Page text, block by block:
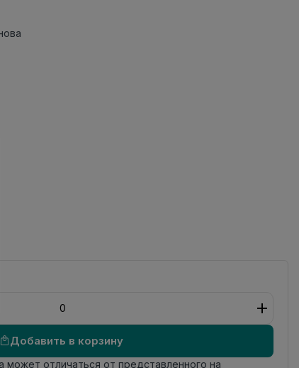
Добавить в корзину
может отличаться от представленного на